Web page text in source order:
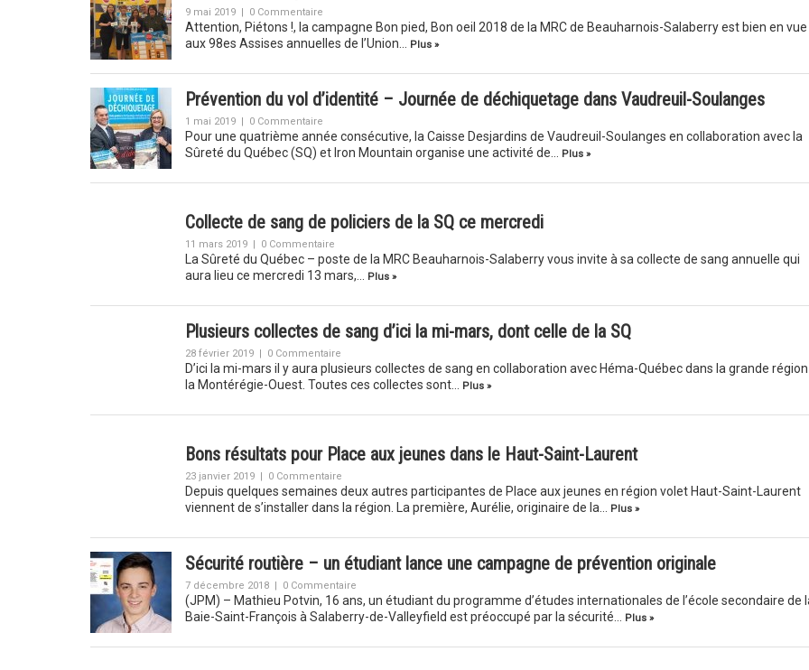
9 mai 2019 | 0 Commentaire
Attention, Piétons !, la campagne Bon pied, Bon oeil 2018 de la MRC de Beauharnois-Salaberry est bien en vue
aux 98es Assises annuelles de l’Union…
Plus »
Prévention du vol d’identité – Journée de déchiquetage dans Vaudreuil-Soulanges
1 mai 2019 | 0 Commentaire
Pour une quatrième année consécutive, la Caisse Desjardins de Vaudreuil-Soulanges en collaboration avec la
Sûreté du Québec (SQ) et Iron Mountain organise une activité de…
Plus »
Collecte de sang de policiers de la SQ ce mercredi
11 mars 2019 | 0 Commentaire
La Sûreté du Québec – poste de la MRC Beauharnois-Salaberry vous invite à sa collecte de sang annuelle qui
aura lieu ce mercredi 13 mars,…
Plus »
Plusieurs collectes de sang d’ici la mi-mars, dont celle de la SQ
28 février 2019 | 0 Commentaire
D’ici la mi-mars il y aura plusieurs collectes de sang en collaboration avec Héma-Québec dans la grande
la Montérégie-Ouest. Toutes ces collectes sont…
Plus »
Bons résultats pour Place aux jeunes dans le Haut-Saint-Laurent
23 janvier 2019 | 0 Commentaire
Depuis quelques semaines deux autres participantes de Place aux jeunes en région volet Haut-Saint-Laurent
viennent de s’installer dans la région. La première, Aurélie, originaire de la…
Plus »
Sécurité routière – un étudiant lance une campagne de prévention originale
7 décembre 2018 | 0 Commentaire
(JPM) – Mathieu Potvin, 16 ans, un étudiant du programme d’études internationales de l’école secondaire de
Baie-Saint-François à Salaberry-de-Valleyfield est préoccupé par la sécurité…
Plus »